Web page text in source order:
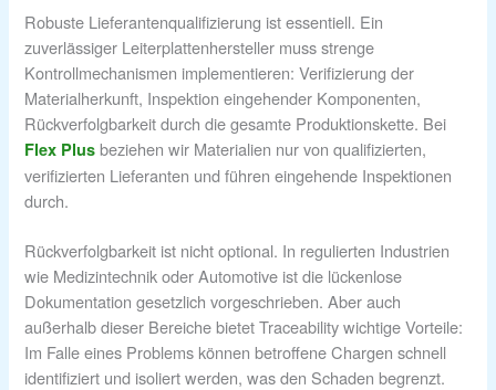
Robuste Lieferantenqualifizierung ist essentiell. Ein
zuverlässiger Leiterplattenhersteller muss strenge
Kontrollmechanismen implementieren: Verifizierung der
Materialherkunft, Inspektion eingehender Komponenten,
Rückverfolgbarkeit durch die gesamte Produktionskette. Bei
Flex Plus beziehen wir Materialien nur von qualifizierten,
verifizierten Lieferanten und führen eingehende Inspektionen
durch.
Rückverfolgbarkeit ist nicht optional. In regulierten Industrien
wie Medizintechnik oder Automotive ist die lückenlose
Dokumentation gesetzlich vorgeschrieben. Aber auch
außerhalb dieser Bereiche bietet Traceability wichtige Vorteile:
Im Falle eines Problems können betroffene Chargen schnell
identifiziert und isoliert werden, was den Schaden begrenzt.